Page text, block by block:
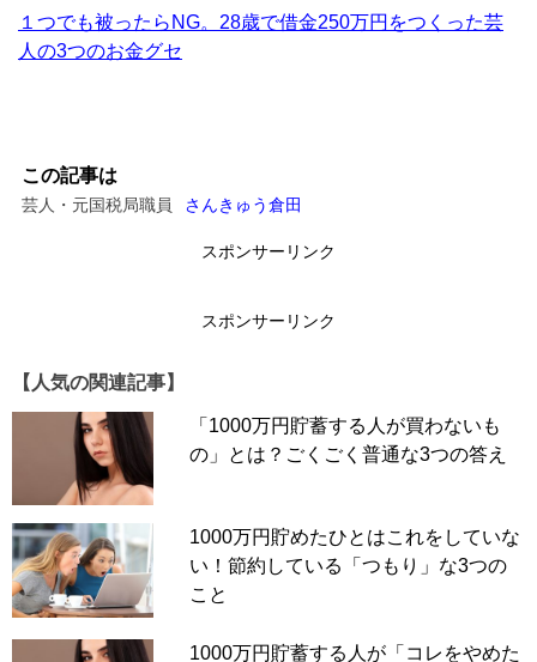
１つでも被ったらNG。28歳で借金250万円をつくった芸
人の3つのお金グセ
この記事は
芸人・元国税局職員 さんきゅう倉田
スポンサーリンク
スポンサーリンク
【人気の関連記事】
「1000万円貯蓄する人が買わないも
の」とは？ごくごく普通な3つの答え
1000万円貯めたひとはこれをしていな
い！節約している「つもり」な3つの
こと
1000万円貯蓄する人が「コレをやめた